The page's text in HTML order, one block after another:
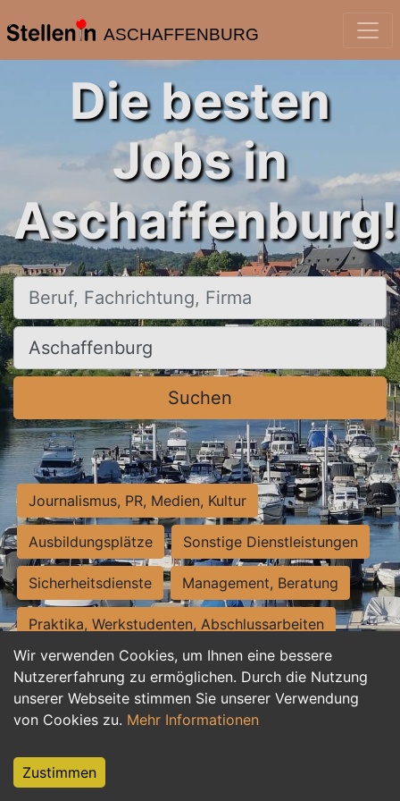
ASCHAFFENBURG
Wir verwenden Cookies, um Ihnen eine bessere
Nutzererfahrung zu ermöglichen. Durch die Nutzung
unserer Webseite stimmen Sie unserer Verwendung
von Cookies zu. Mehr Informationen
Zustimmen
Die besten
Jobs in
Aschaffenburg!
Beruf, Fachrichtung, Firma
Ort, Stadt
Suchen
Journalismus, PR, Medien, Kultur
Ausbildungsplätze Sonstige Dienstleistungen
Sicherheitsdienste Management, Beratung
Praktika, Werkstudenten, Abschlussarbeiten
Personalwesen Assistenz, Sekretariat
Hilfskräfte, Aushilfs- und Nebenjobs
Weiterbildung, Studium, duale Ausbildung